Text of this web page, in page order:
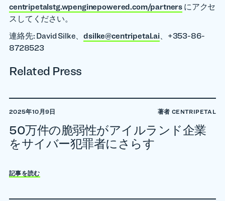
centripetalstg.wpenginepowered.com/partners にアクセ
スしてください。
連絡先: David Silke、dsilke@centripetal.ai、+353-86-
8728523
Related Press
2025年10月9日 著者 CENTRIPETAL
50万件の脆弱性がアイルランド企業
をサイバー犯罪者にさらす
記事を読む